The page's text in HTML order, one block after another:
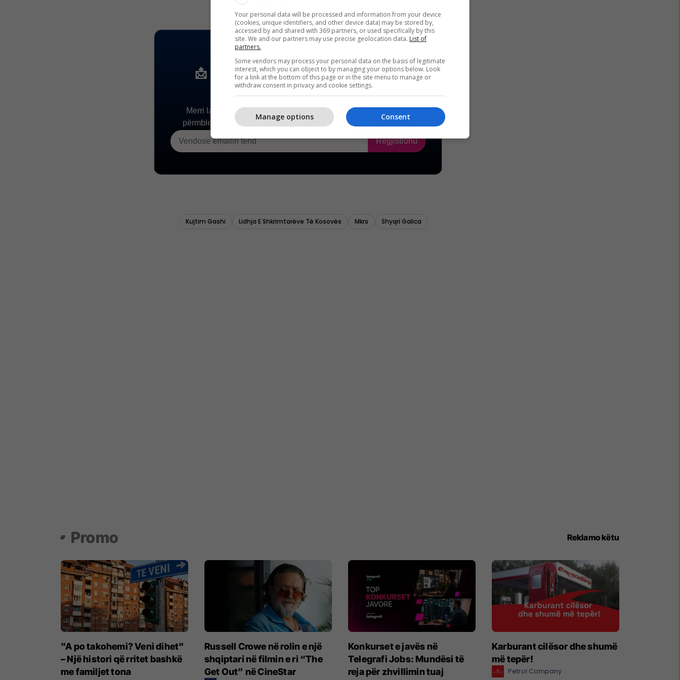
Your personal data will be processed and information from your device
(cookies, unique identifiers, and other device data) may be stored by,
accessed by and shared with 369 partners, or used specifically by this
site. We and our partners may use precise geolocation data. List of
partners.
Some vendors may process your personal data on the basis of legitimate
interest, which you can object to by managing your options below. Look
for a link at the bottom of this page or in the site menu to manage or
withdraw consent in privacy and cookie settings.
Consent
Manage options